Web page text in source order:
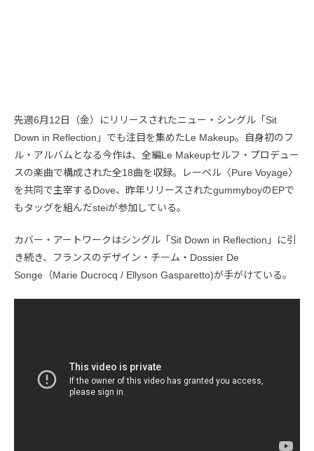
先週6月12日（金）にリリースされたニュー・シングル「Sit
Down in Reflection」でも注目を集めたLe Makeup。自身初のフ
ル・アルバムとなる今作は、全編Le Makeupセルフ・プロデュー
スの楽曲で構成された全18曲を収録。レーベル〈Pure Voyage〉
を共同で主宰するDove、昨年リリースされたgummyboyのEPで
もタッグを組んだsteiが参加している。
カバー・アートワークはシングル「Sit Down in Reflection」に引
き続き、フランスのデザイン・チーム・Dossier De
Songe（Marie Ducrocq / Ellyson Gasparetto)が手がけている。